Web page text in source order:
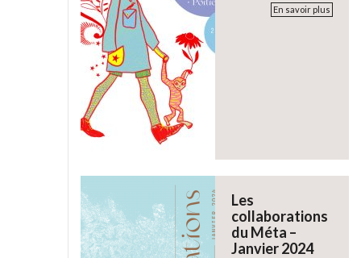
En savoir plus
Les
collaborations
du Méta –
Janvier 2024